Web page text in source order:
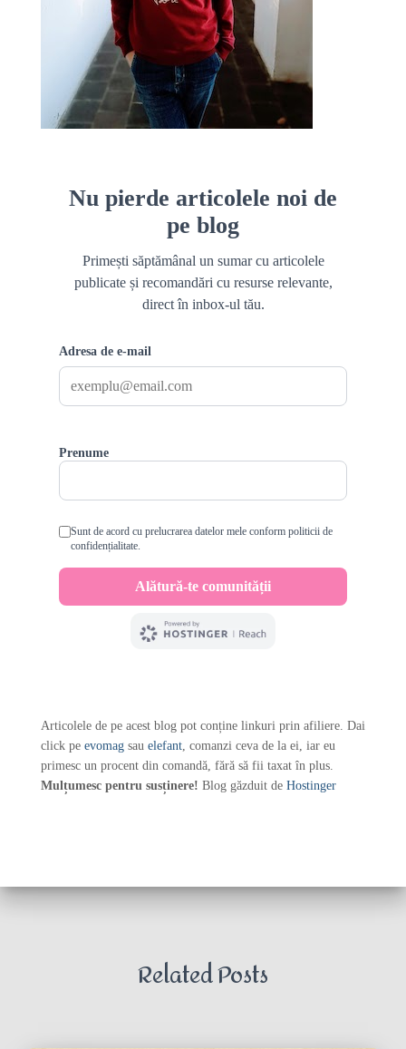
Articolele de pe acest blog pot conține linkuri prin afiliere. Dai
click pe evomag sau elefant, comanzi ceva de la ei, iar eu
primesc un procent din comandă, fără să fii taxat în plus.
Mulțumesc pentru susținere! Blog găzduit de Hostinger
Related Posts